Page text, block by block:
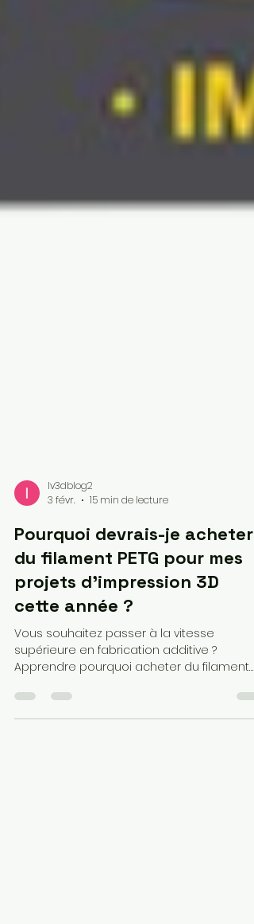
lv3dblog2
3 févr.
15 min de lecture
Pourquoi devrais-je acheter
du filament PETG pour mes
projets d'impression 3D
cette année ?
Vous souhaitez passer à la vitesse
Apprendre pourquoi acheter du filament